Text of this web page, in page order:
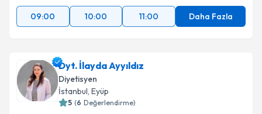
09:00
10:00 11:00 Daha Fazla
Dyt. İlayda Ayyıldız
Diyetisyen
İstanbul , Eyüp
5 (6 Değerlendirme)